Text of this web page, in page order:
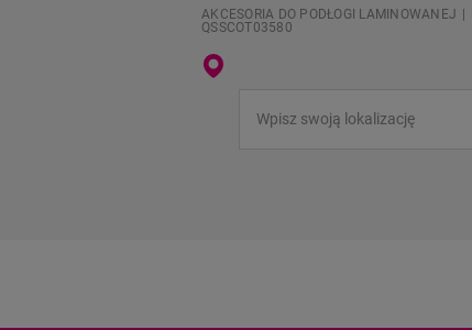
AKCESORIA DO PODŁOGI LAMINOWANEJ
QSSCOT03580